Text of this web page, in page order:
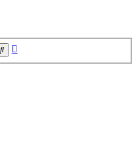
Поиск